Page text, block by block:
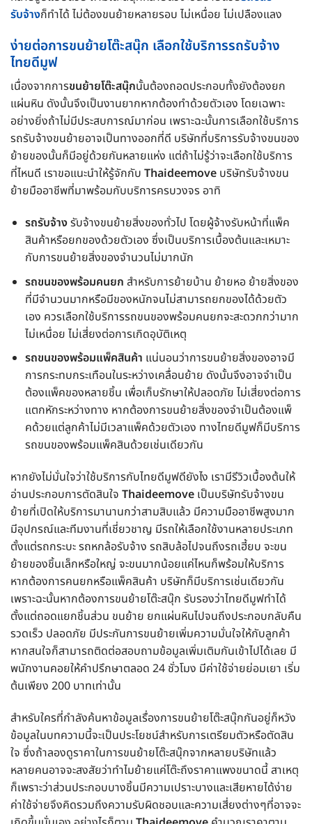
รับจ้างก็ทำได้ ไม่ต้องขนย้ายหลายรอบ ไม่เหนื่อย ไม่เปลืองแลง
ง่ายต่อการขนย้ายโต๊ะสนุ๊ก เลือกใช้บริการรถรับจ้าง
ไทยดีมูฟ
เนื่องจากการขนย้ายโต๊ะสนุ๊กนั้นต้องถอดประกอบทั้งยังต้องยก
แผ่นหิน ดังนั้นจึงเป็นงานยากหากต้องทำด้วยตัวเอง โดยเฉพาะ
อย่างยิ่งถ้าไม่มีประสบการณ์มาก่อน เพราะฉะนั้นการเลือกใช้บริการ
รถรับจ้างขนย้ายอาจเป็นทางออกที่ดี บริษัทที่บริการรับจ้างขนของ
ย้ายของนั้นก็มีอยู่ด้วยกันหลายแห่ง แต่ถ้าไม่รู้ว่าจะเลือกใช้บริการ
ที่ไหนดี เราขอแนะนำให้รู้จักกับ Thaideemove บริษัทรับจ้างขน
ย้ายมืออาชีพที่มาพร้อมกับบริการครบวงจร อาทิ
รถรับจ้างรับจ้างขนย้ายสิ่งของทั่วไป โดยผู้จ้างรับหน้าที่แพ็ค
สินค้าหรือยกของด้วยตัวเอง ซึ่งเป็นบริการเบื้องต้นและเหมาะ
กับการขนย้ายสิ่งของจำนวนไม่มากนัก
รถขนของพร้อมคนยก สำหรับการย้ายบ้าน ย้ายหอ ย้ายสิ่งของ
ที่มีจำนวนมากหรือมีของหนักจนไม่สามารถยกของได้ด้วยตัว
เอง ควรเลือกใช้บริการรถขนของพร้อมคนยกจะสะดวกกว่ามาก
ไม่เหนื่อย ไม่เสี่ยงต่อการเกิดอุบัติเหตุ
รถขนของพร้อมแพ็คสินค้า แน่นอนว่าการขนย้ายสิ่งของอาจมี
การกระทบกระเทือนในระหว่างเคลื่อนย้าย ดังนั้นจึงอาจจำเป็น
ต้องแพ็คของหลายชิ้น เพื่อเก็บรักษาให้ปลอดภัย ไม่เสี่ยงต่อการ
แตกหักระหว่างทาง หากต้องการขนย้ายสิ่งของจำเป็นต้องแพ็
คด้วยแต่ลูกค้าไม่มีเวลาแพ็คด้วยตัวเอง ทางไทยดีมูฟก็มีบริการ
รถขนของพร้อมแพ็คสินด้วยเช่นเดียวกัน
หากยังไม่มั่นใจว่าใช้บริการกับไทยดีมูฟดียังไง เรามีรีวิวเบื้องต้นให้
อ่านประกอบการตัดสินใจ Thaideemove เป็นบริษัทรับจ้างขน
ย้ายที่เปิดให้บริการมานานกว่าสามสิบแล้ว มีความมืออาชีพสูงมาก
มีอุปกรณ์และทีมงานที่เชี่ยวชาญ มีรถให้เลือกใช้งานหลายประเภท
ตั้งแต่รถกระบะ รถหกล้อรับจ้าง รถสิบล้อไปจนถึงรถเฮี้ยบ จะขน
ย้ายของชิ้นเล็กหรือใหญ่ จะขนมากน้อยแค่ไหนก็พร้อมให้บริการ
หากต้องการคนยกหรือแพ็คสินค้า บริษัทก็มีบริการเช่นเดียวกัน
เพราะฉะนั้นหากต้องการขนย้ายโต๊ะสนุ๊ก รับรองว่าไทยดีมูฟทำได้
ตั้งแต่ถอดแยกชิ้นส่วน ขนย้าย ยกแผ่นหินไปจนถึงประกอบกลับคืน
รวดเร็ว ปลอดภัย มีประกันการขนย้ายเพิ่มความมั่นใจให้กับลูกค้า
หากสนใจก็สามารถติดต่อสอบถามข้อมูลเพิ่มเติมกันเข้าไปได้เลย มี
พนักงานคอยให้คำปรึกษาตลอด 24 ชั่วโมง มีค่าใช้จ่ายย่อมเยา เริ่ม
ต้นเพียง 200 บาทเท่านั้น
สำหรับใครที่กำลังค้นหาข้อมูลเรื่องการขนย้ายโต๊ะสนุ๊กกันอยู่ก็หวัง
ข้อมูลในบทความนี้จะเป็นประโยชน์สำหรับการเตรียมตัวหรือตัดสิน
ใจ ซึ่งถ้าลองดูราคาในการขนย้ายโต๊ะสนุ๊กจากหลายบริษัทแล้ว
หลายคนอาจจะสงสัยว่าทำไมย้ายแค่โต๊ะถึงราคาแพงขนาดนี้ สาเหตุ
ก็เพราะว่าส่วนประกอบบางชิ้นมีความเปราะบางและเสียหายได้ง่าย
ค่าใช้จ่ายจึงคิดรวมถึงความรับผิดชอบและความเสี่ยงต่างๆที่อาจจะ